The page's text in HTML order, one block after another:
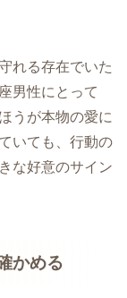
れる存在でいた
男性にとって
うが本物の愛に
いても、行動の
な好意のサイン
かめる